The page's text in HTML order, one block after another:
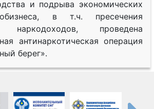
и подрыва экономических
в т.ч. пресечения
наркодоходов, проведена
антинаркотическая операция
берег».